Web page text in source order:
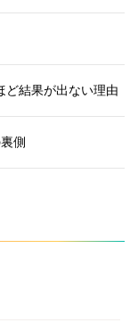
ど結果が出ない理由
側